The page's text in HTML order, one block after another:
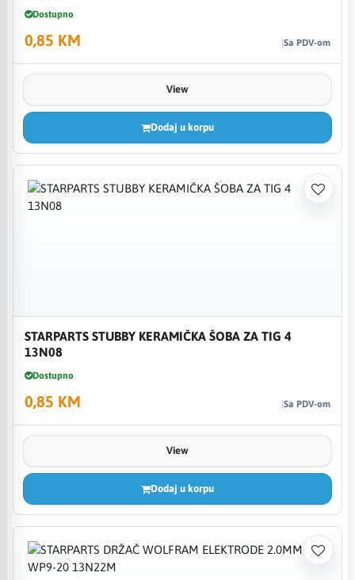
Dostupno
0,85 KM Sa PDV-om
View
Dodaj u korpu
STARPARTS STUBBY KERAMIČKA ŠOBA ZA TIG 4
13N08
Dostupno
0,85 KM Sa PDV-om
View
Dodaj u korpu